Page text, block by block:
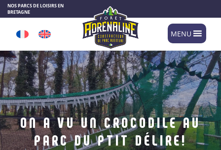
NOS PARCS DE LOISIRS EN
BRETAGNE
MENU
ON A VU UN CROCODILE AU
PARC DU PTIT DÉLIRE!
Panneau de gestion des cookies